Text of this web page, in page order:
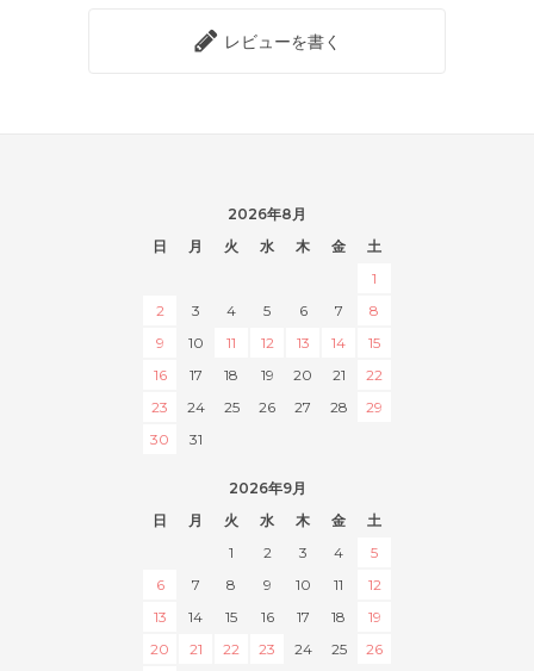
レビューを書く
2026年8月
日
月 火 水 木 金
土
1
2
3 4 5 6 7
8
9
10 11 12 13 14
15
16
17 18 19 20 21
22
23
24 25 26 27 28
29
30
31
2026年9月
日
月 火 水 木 金
土
1
2 3 4
5
6
7 8 9 10 11
12
13
14 15 16 17 18
19
20
21 22 23 24 25
26